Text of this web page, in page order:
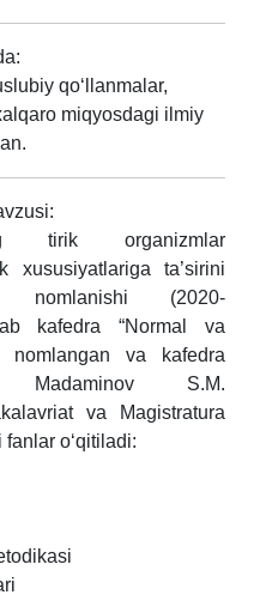
qo‘llanmalar,
miqyosdagi ilmiy
tirik organizmlar
xususiyatlariga ta’sirini
nomlanishi (2020-
kafedra “Normal va
nomlangan va kafedra
S.M.
va Magistratura
o‘qitiladi: